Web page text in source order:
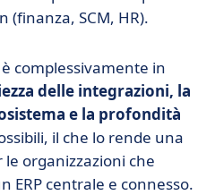
(finanza, SCM, HR).
è complessivamente in
delle integrazioni, la
e la profondità
il che lo rende una
organizzazioni che
ERP centrale e connesso.